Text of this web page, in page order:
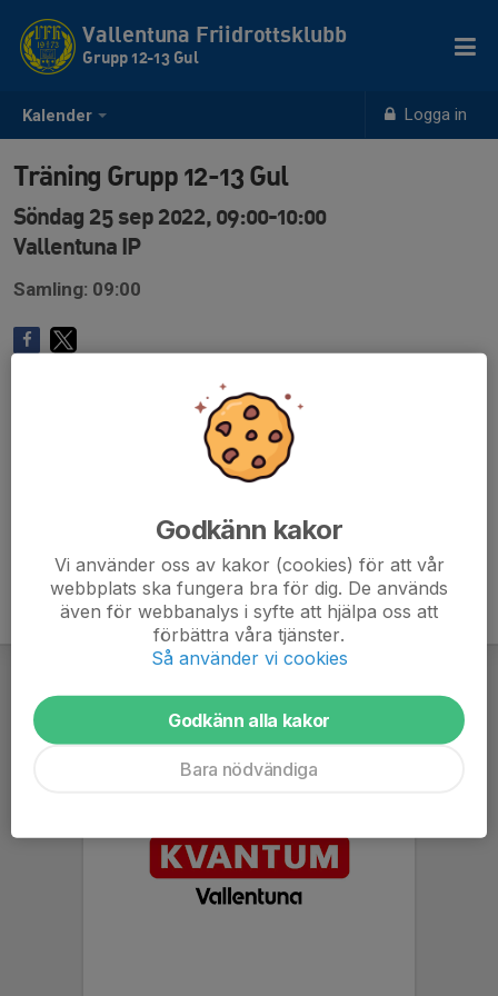
Kalender Logga in
Vallentuna Friidrottsklubb
Grupp 12-13 Gul
Träning Grupp 12-13 Gul
Söndag 25 sep 2022, 09:00-10:00
Vallentuna IP
Samling: 09:00
Godkänn kakor
Vi använder oss av kakor (cookies) för att vår
webbplats ska fungera bra för dig. De används
även för webbanalys i syfte att hjälpa oss att
förbättra våra tjänster.
Så använder vi cookies
Godkänn alla kakor
Bara nödvändiga